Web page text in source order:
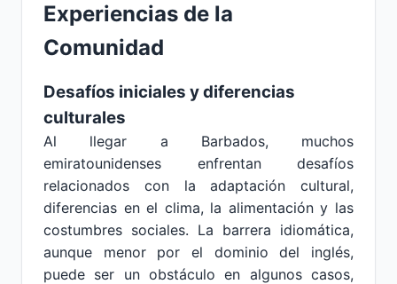
Experiencias de la
Comunidad
Desafíos iniciales y diferencias
culturales
Al llegar a Barbados, muchos
emiratounidenses enfrentan desafíos
relacionados con la adaptación cultural,
diferencias en el clima, la alimentación y las
costumbres sociales. La barrera idiomática,
aunque menor por el dominio del inglés,
puede ser un obstáculo en algunos casos,